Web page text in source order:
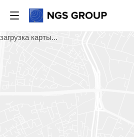
загрузка карты...